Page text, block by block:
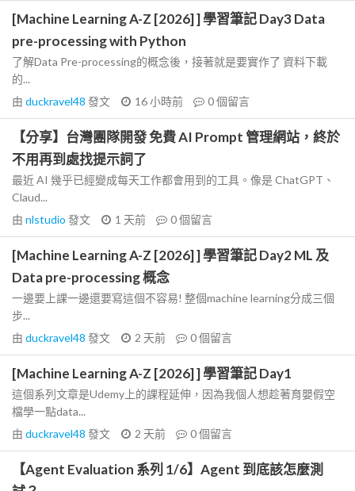
[Machine Learning A-Z [2026] ] 學習筆記 Day3 Data
pre-processing with Python
了解Data Pre-processing的概念後，接著就是要實作了 資料下載
的...
由 duckravel48 發文 16 小時前 0個留言
【分享】台灣團隊開發 免費 AI Prompt 管理網站，終於
不用再到處找提示詞了
最近 AI 幾乎已經變成每天工作都會用到的工具。像是 ChatGPT、
Claud...
由 nlstudio 發文 1 天前 0個留言
[Machine Learning A-Z [2026] ] 學習筆記 Day2 ML 及
Data pre-processing 概念
一邊要上課一邊還要寫這個不容易! 整個machine learning分成三個
步...
由 duckravel48 發文 2 天前 0個留言
[Machine Learning A-Z [2026] ] 學習筆記 Day1
這個系列文章是Udemy上的課程延伸，因為我個人想趁著育嬰假空
檔學一點data...
由 duckravel48 發文 2 天前 0個留言
【Agent Evaluation 系列 1/6】Agent 到底該怎麼測